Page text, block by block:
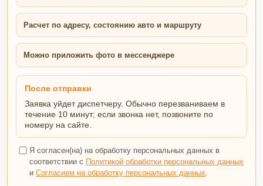
Расчет по адресу, состоянию авто и маршруту
Можно приложить фото в мессенджере
После отправки
Заявка уйдет диспетчеру. Обычно перезваниваем в
течение 10 минут; если звонка нет, позвоните по
номеру на сайте.
Я согласен(на) на обработку персональных данных в
соответствии с Политикой обработки персональных данных
и Согласием на обработку персональных данных.